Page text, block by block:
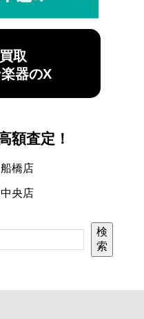
取
器のX
額査定！
橋店
央店
検
索